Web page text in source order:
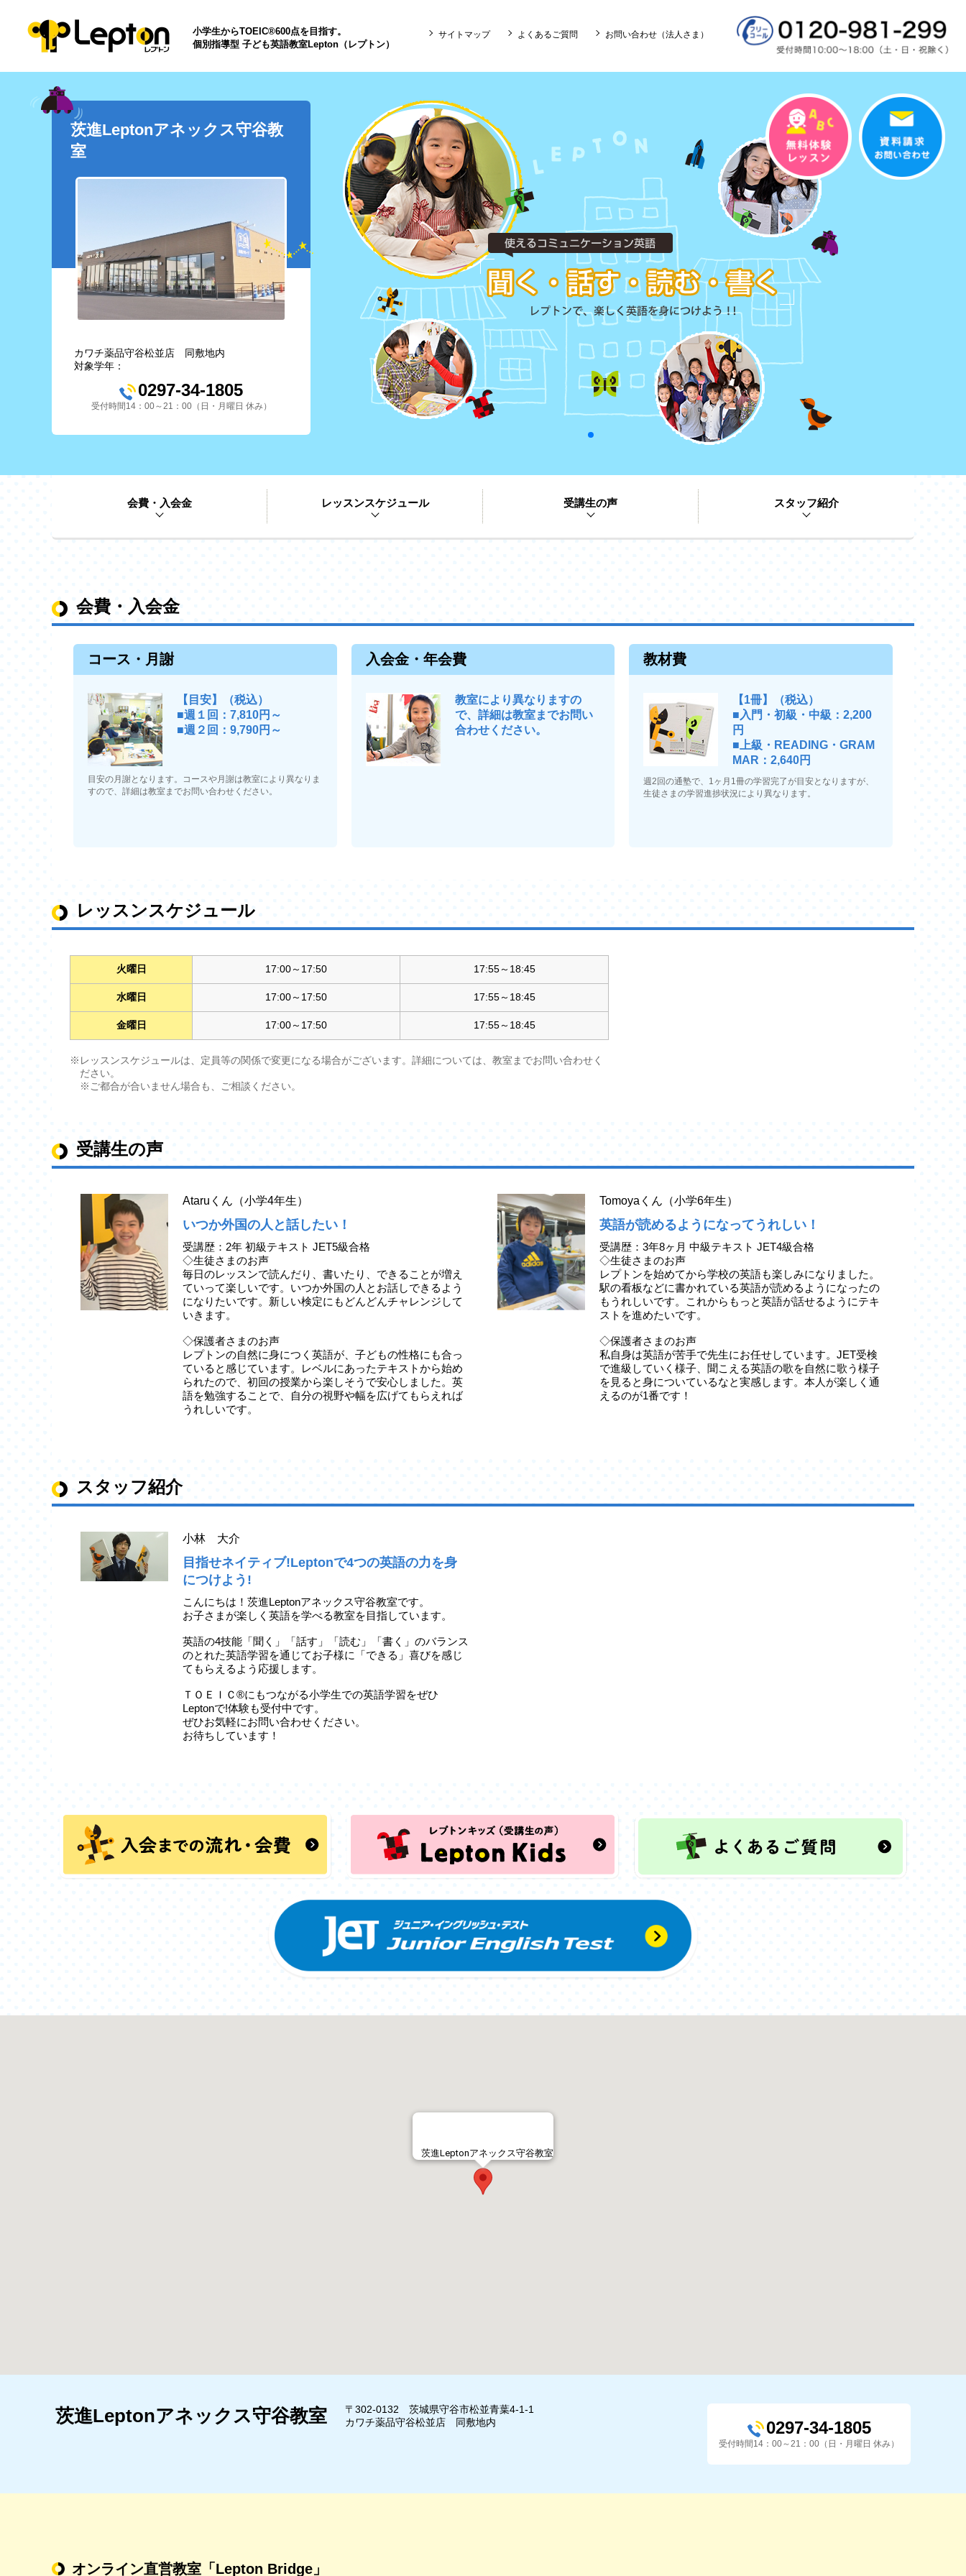
小学生からTOEIC®600点を目指す。
個別指導型 子ども英語教室Lepton（レプトン）
サイトマップ よくあるご質問 お問い合わせ（法人さま）
茨進Leptonアネックス守谷教
室
カワチ薬品守谷松並店 同敷地内
対象学年：
0297-34-1805
受付時間14：00～21：00（日・月曜日 休み）
会費・入会金 レッスンスケジュール 受講生の声 スタッフ紹介
会費・入会金
コース・月謝
【目安】（税込）
■週１回：7,810円～
■週２回：9,790円～
目安の月謝となります。コースや月謝は教室により異なりま
すので、詳細は教室までお問い合わせください。
入会金・年会費
教室により異なりますの
で、詳細は教室までお問い
合わせください。
教材費
【1冊】（税込）
■入門・初級・中級：2,200
円
■上級・READING・GRAM
MAR：2,640円
週2回の通塾で、1ヶ月1冊の学習完了が目安となりますが、
生徒さまの学習進捗状況により異なります。
レッスンスケジュール
火曜日 17:00～17:50 17:55～18:45
水曜日 17:00～17:50 17:55～18:45
金曜日 17:00～17:50 17:55～18:45
※レッスンスケジュールは、定員等の関係で変更になる場合がございます。詳細については、教室までお問い合わせく
ださい。
※ご都合が合いません場合も、ご相談ください。
受講生の声
Ataruくん（小学4年生）
いつか外国の人と話したい！
受講歴：2年 初級テキスト JET5級合格
◇生徒さまのお声
毎日のレッスンで読んだり、書いたり、できることが増え
ていって楽しいです。いつか外国の人とお話しできるよう
になりたいです。新しい検定にもどんどんチャレンジして
いきます。
◇保護者さまのお声
レプトンの自然に身につく英語が、子どもの性格にも合っ
ていると感じています。レベルにあったテキストから始め
られたので、初回の授業から楽しそうで安心しました。英
語を勉強することで、自分の視野や幅を広げてもらえれば
うれしいです。
Tomoyaくん（小学6年生）
英語が読めるようになってうれしい！
受講歴：3年8ヶ月 中級テキスト JET4級合格
◇生徒さまのお声
レプトンを始めてから学校の英語も楽しみになりました。
駅の看板などに書かれている英語が読めるようになったの
もうれしいです。これからもっと英語が話せるようにテキ
ストを進めたいです。
◇保護者さまのお声
私自身は英語が苦手で先生にお任せしています。JET受検
で進級していく様子、聞こえる英語の歌を自然に歌う様子
を見ると身についているなと実感します。本人が楽しく通
えるのが1番です！
スタッフ紹介
小林 大介
目指せネイティブ!Leptonで4つの英語の力を身
につけよう!
こんにちは！茨進Leptonアネックス守谷教室です。
お子さまが楽しく英語を学べる教室を目指しています。
英語の4技能「聞く」「話す」「読む」「書く」のバランス
のとれた英語学習を通じてお子様に「できる」喜びを感じ
てもらえるよう応援します。
ＴＯＥＩＣ®にもつながる小学生での英語学習をぜひ
Leptonで!体験も受付中です。
ぜひお気軽にお問い合わせください。
お待ちしています！
茨進Leptonアネックス守谷教室
茨進Leptonアネックス守谷教室
〒302-0132 茨城県守谷市松並青葉4-1-1
カワチ薬品守谷松並店 同敷地内
0297-34-1805
受付時間14：00～21：00（日・月曜日 休み）
オンライン直営教室 「Lepton Bridge」